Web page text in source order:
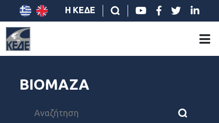
Η ΚΕΔΕ
ΒΙΟΜΑΖΑ